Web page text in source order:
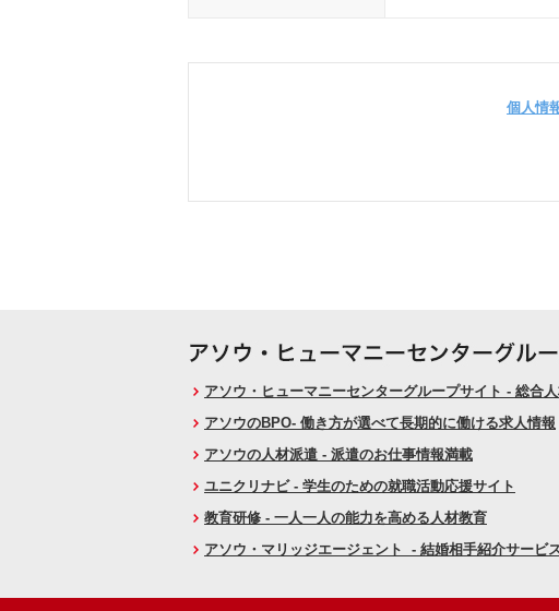
個人情
アソウ・ヒューマニーセンターグループサイト - 総合
アソウのBPO- 働き方が選べて長期的に働ける求人情報
アソウの人材派遣 - 派遣のお仕事情報満載
ユニクリナビ - 学生のための就職活動応援サイト
教育研修 - 一人一人の能力を高める人材教育
アソウ・マリッジエージェント - 結婚相手紹介サービ